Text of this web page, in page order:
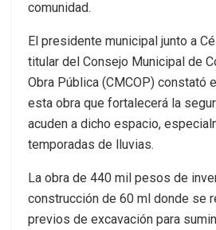
comunidad.
El presidente municipal junto a
titular del Consejo Municipal de
Obra Pública (CMCOP) constató
esta obra que fortalecerá la
acuden a dicho espacio,
temporadas de lluvias.
La obra de 440 mil pesos de
construcción de 60 ml donde se
previos de excavación para